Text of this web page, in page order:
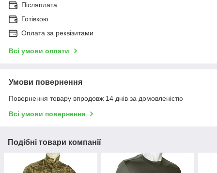
Післяплата
Готівкою
Оплата за реквізитами
Всі умови оплати
Умови повернення
Повернення товару впродовж 14 днів за домовленістю
Всі умови повернення
Подібні товари компанії